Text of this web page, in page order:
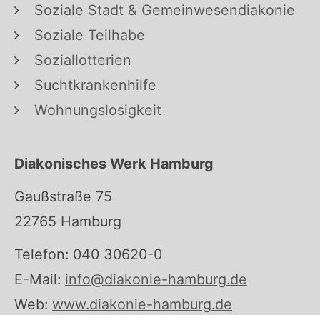
Soziale Stadt & Gemeinwesendiakonie
Soziale Teilhabe
Soziallotterien
Suchtkrankenhilfe
Wohnungslosigkeit
Diakonisches Werk Hamburg
Gaußstraße 75
22765 Hamburg
Telefon: 040 30620-0
E-Mail: info@diakonie-hamburg.de
Web: www.diakonie-hamburg.de